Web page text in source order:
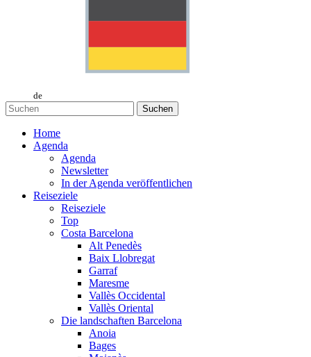
de
Suchen
Home
Agenda
Agenda
Newsletter
In der Agenda veröffentlichen
Reiseziele
Reiseziele
Top
Costa Barcelona
Alt Penedès
Baix Llobregat
Garraf
Maresme
Vallès Occidental
Vallès Oriental
Die landschaften Barcelona
Anoia
Bages